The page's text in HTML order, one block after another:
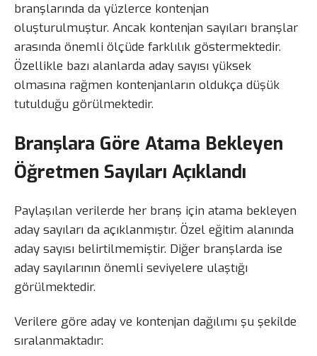
branşlarında da yüzlerce kontenjan
oluşturulmuştur. Ancak kontenjan sayıları branşlar
arasında önemli ölçüde farklılık göstermektedir.
Özellikle bazı alanlarda aday sayısı yüksek
olmasına rağmen kontenjanların oldukça düşük
tutulduğu görülmektedir.
Branşlara Göre Atama Bekleyen
Öğretmen Sayıları Açıklandı
Paylaşılan verilerde her branş için atama bekleyen
aday sayıları da açıklanmıştır. Özel eğitim alanında
aday sayısı belirtilmemiştir. Diğer branşlarda ise
aday sayılarının önemli seviyelere ulaştığı
görülmektedir.
Verilere göre aday ve kontenjan dağılımı şu şekilde
sıralanmaktadır: